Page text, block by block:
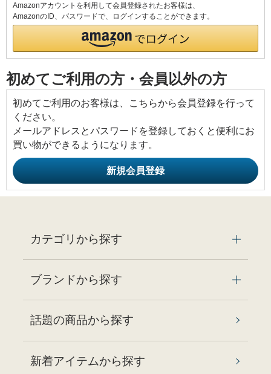
Amazonアカウントを利用して会員登録されたお客様は、
AmazonのID、パスワードで、ログインすることができます。
初めてご利用の方・会員以外の方
初めてご利用のお客様は、こちらから会員登録を行って
ください。
メールアドレスとパスワードを登録しておくと便利にお
買い物ができるようになります。
カテゴリから探す
ブランドから探す
話題の商品から探す
新着アイテムから探す